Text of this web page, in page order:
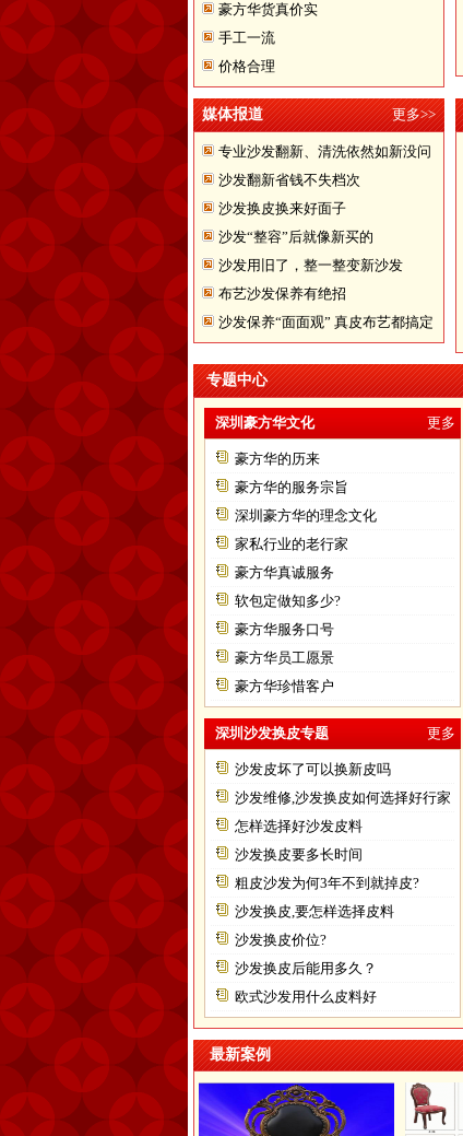
豪方华货真价实
手工一流
价格合理
媒体报道 更多>>
专业沙发翻新、清洗依然如新没问
题
沙发翻新省钱不失档次
沙发换皮换来好面子
沙发“整容”后就像新买的
沙发用旧了，整一整变新沙发
布艺沙发保养有绝招
沙发保养“面面观” 真皮布艺都搞定
专题中心
深圳豪方华文化 更多
豪方华的历来
豪方华的服务宗旨
深圳豪方华的理念文化
家私行业的老行家
豪方华真诚服务
软包定做知多少?
豪方华服务口号
豪方华员工愿景
豪方华珍惜客户
深圳沙发换皮专题 更多
沙发皮坏了可以换新皮吗
沙发维修,沙发换皮如何选择好行家
怎样选择好沙发皮料
沙发换皮要多长时间
粗皮沙发为何3年不到就掉皮?
沙发换皮,要怎样选择皮料
沙发换皮价位?
沙发换皮后能用多久？
欧式沙发用什么皮料好
最新案例